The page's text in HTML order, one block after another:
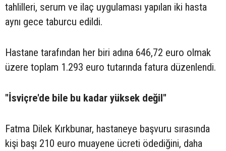
tahlilleri, serum ve ilaç uygulaması yapılan iki hasta
aynı gece taburcu edildi.
Hastane tarafından her biri adına 646,72 euro olmak
üzere toplam 1.293 euro tutarında fatura düzenlendi.
"İsviçre'de bile bu kadar yüksek değil"
Fatma Dilek Kırkbunar, hastaneye başvuru sırasında
kişi başı 210 euro muayene ücreti ödediğini, daha